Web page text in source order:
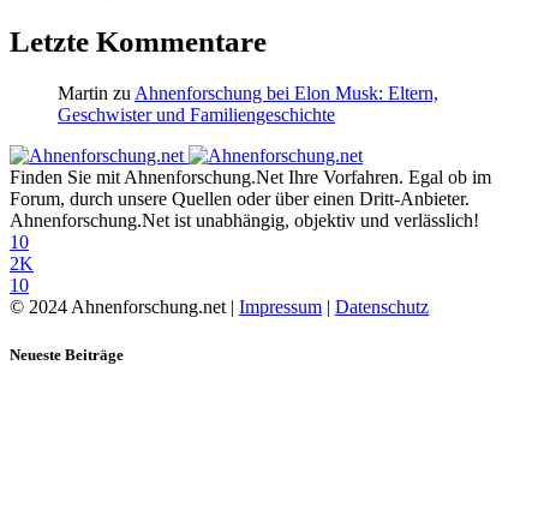
Letzte Kommentare
Martin zu Ahnenforschung bei Elon Musk: Eltern,
Geschwister und Familiengeschichte
Finden Sie mit Ahnenforschung.Net Ihre Vorfahren. Egal ob im
Forum, durch unsere Quellen oder über einen Dritt-Anbieter.
Ahnenforschung.Net ist unabhängig, objektiv und verlässlich!
10
2K
10
© 2024 Ahnenforschung.net | Impressum | Datenschutz
Neueste Beiträge